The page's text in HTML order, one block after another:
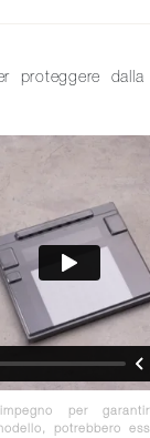
proteggere
per
potrebbero